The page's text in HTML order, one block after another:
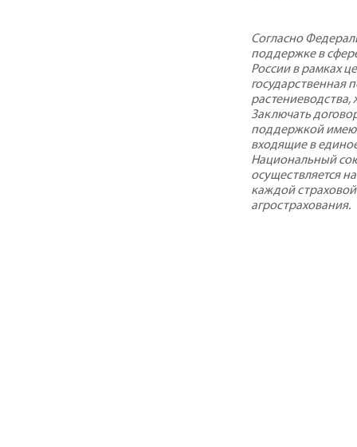
Согласно
поддержке в
России в рамках
государственная
растениеводства,
Заключать
поддержкой
входящие в
Национальный
осуществляется
каждой
агрострахования.